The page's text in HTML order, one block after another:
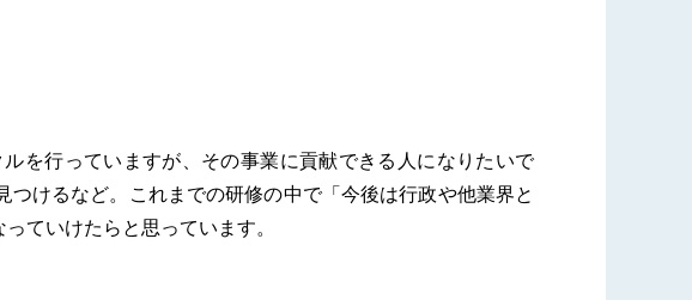
を行っていますが、その事業に貢献できる人になりたいで
けるなど。これまでの研修の中で「今後は行政や他業界と
ていけたらと思っています。